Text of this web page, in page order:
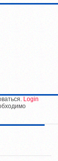
Login